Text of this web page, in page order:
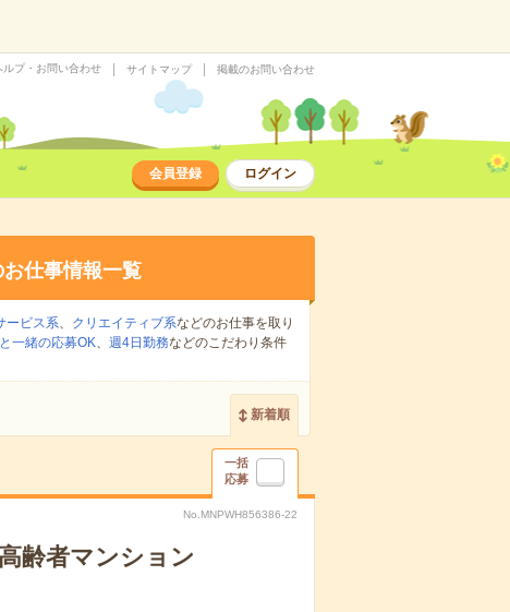
ルプ・お問い合わせ サイトマップ 掲載のお問い合わせ
会員登録 ログイン
仕事情報一覧
ービス系、 クリエイティブ系などのお仕事を取り
一緒の応募OK、 週4日勤務などのこだわり条件
新着順
一括
応募
No.MNPWH856386-22
齢者マンション